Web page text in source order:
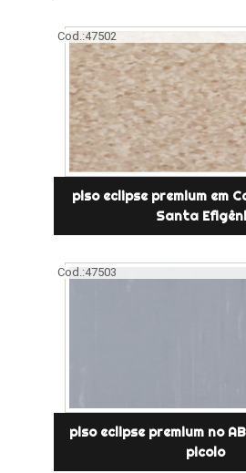
Cod.:47502
piso eclipse premium em
Santa
Cod.:47503
piso eclipse premium no
picolo